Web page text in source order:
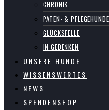
CHRONIK
PATEN- & PFLEGEHUNDE
GLÜCKSFELLE
IN GEDENKEN
UNSERE HUNDE
WISSENSWERTES
NEWS
SPENDENSHOP